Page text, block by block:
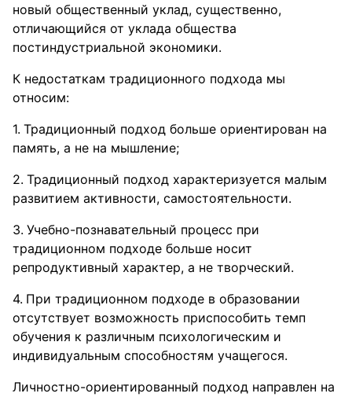
новый общественный уклад, существенно,
отличающийся от уклада общества
постиндустриальной экономики.
К недостаткам традиционного подхода мы
относим:
Традиционный подход больше ориентирован на
память, а не на мышление;
Традиционный подход характеризуется малым
развитием активности, самостоятельности.
Учебно-познавательный процесс при
традиционном подходе больше носит
репродуктивный характер, а не творческий.
При традиционном подходе в образовании
отсутствует возможность приспособить темп
обучения к различным психологическим и
индивидуальным способностям учащегося.
Личностно-ориентированный подход направлен на